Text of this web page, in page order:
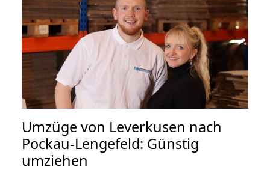
Umzüge von Leverkusen nach
Pockau-Lengefeld: Günstig
umziehen